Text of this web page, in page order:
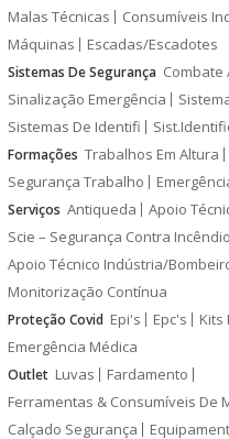
Malas Técnicas
Consumíveis
Máquinas
Escadas/Escadotes
Sistemas De Segurança Combate
Sinalização Emergência
Sistemas De Identifi
Formações Trabalhos Em Altura
Segurança Trabalho
Serviços Antiqueda
Apoio
Scie – Segurança Contra
Apoio Técnico Indústria/
Monitorização Contínua
Proteção Covid Epi's Epc's Kits
Emergência Médica
Outlet Luvas
Fardamento
Ferramentas & Consumíveis De
Calçado Segurança